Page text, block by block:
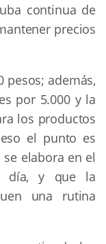
continua de
precios
pesos; además,
por 5.000 y la
los productos
el punto es
elabora en el
día, y que la
una rutina